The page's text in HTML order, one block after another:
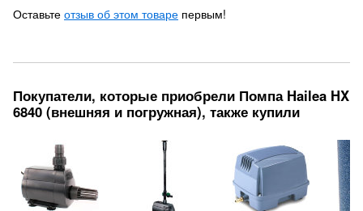
Оставьте отзыв об этом товаре первым!
Покупатели, которые приобрели Помпа Hailea HX
6840 (внешняя и погружная), также купили